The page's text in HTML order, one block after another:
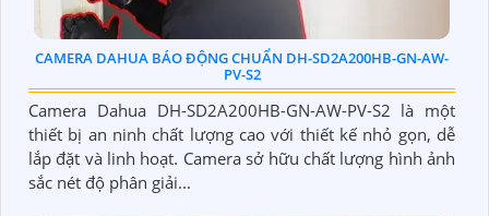
CAMERA DAHUA BÁO ĐỘNG CHUẨN DH-SD2A200HB-GN-AW-
PV-S2
Camera Dahua DH-SD2A200HB-GN-AW-PV-S2 là một
thiết bị an ninh chất lượng cao với thiết kế nhỏ gọn, dễ
lắp đặt và linh hoạt. Camera sở hữu chất lượng hình ảnh
sắc nét độ phân giải...